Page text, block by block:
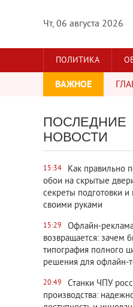
Чт, 06 августа 2026
ПОЛИТИКА
ВАЖНОЕ
ПОСЛЕДНИЕ
НОВОСТИ
15:34
Как правильно
обои на скрытые
секреты подготовки
своими руками
15:29
Офлайн-
возвращается: зачем
типография полного
решения для офлайн-
20:49
Станки ЧПУ
производства: